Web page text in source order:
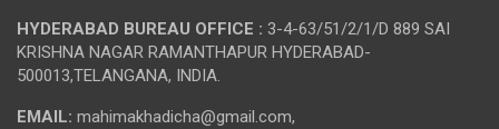
HYDERABAD BUREAU OFFICE : 3-4-63/51/2/1/D 889 SAI
KRISHNA NAGAR RAMANTHAPUR HYDERABAD-
500013,TELANGANA, INDIA.
EMAIL: mahimakhadicha@gmail.com,